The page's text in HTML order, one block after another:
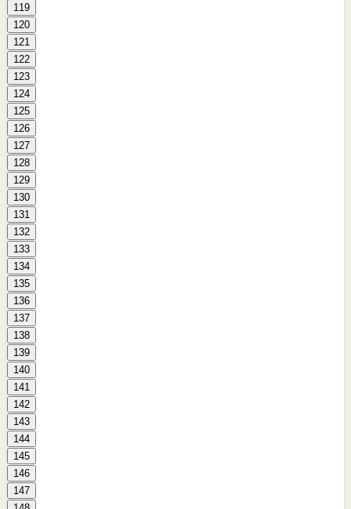
119
120
121
122
123
124
125
126
127
128
129
130
131
132
133
134
135
136
137
138
139
140
141
142
143
144
145
146
147